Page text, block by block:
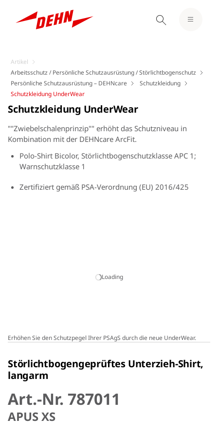
Artikel
Arbeitsschutz / Persönliche Schutzausrüstung / Störlichtbogenschutz
Persönliche Schutzausrüstung – DEHNcare
Schutzkleidung
Schutzkleidung UnderWear
Loading
Erhöhen Sie den Schutzpegel Ihrer PSAgS durch die neue UnderWear.
Schutzkleidung UnderWear
""Zwiebelschalenprinzip"" erhöht das Schutzniveau in
Kombination mit der DEHNcare ArcFit.
Polo-Shirt Bicolor, Störlichtbogenschutzklasse APC 1;
Warnschutzklasse 1
Zertifiziert gemäß PSA-Verordnung (EU) 2016/425
Störlichtbogengeprüftes Unterzieh-Shirt,
langarm
Art.-Nr. 787011
APUS XS